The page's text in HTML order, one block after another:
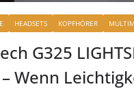
HEADSETS KOPFHÖRER
G325
Wenn